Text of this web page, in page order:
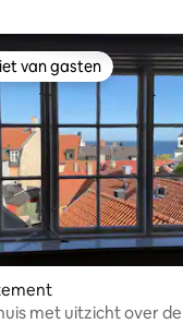
van 4,77 uit 5, 39
van gasten
van gasten
met uitzicht over